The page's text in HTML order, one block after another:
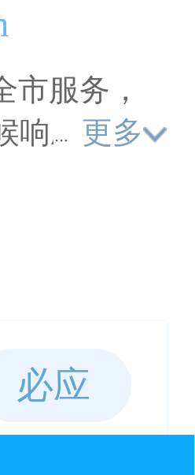
服务，
响应。提
保障。
更多
必应